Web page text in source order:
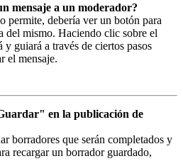
mensaje a un moderador?
permite, debería ver un botón para
del mismo. Haciendo clic sobre el
guiará a través de ciertos pasos
el mensaje.
en la publicación de
borradores que serán completados y
recargar un borrador guardado,